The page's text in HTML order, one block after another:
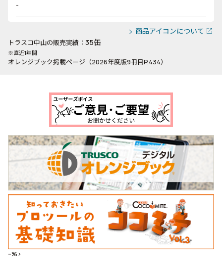
-
商品アイコンについて
トラスコ中山の販売実績： 35缶
※直近1年間
オレンジブック掲載ページ（2026年度版9冊目P.434）
--%>